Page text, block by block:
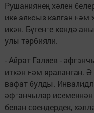
Рушаниянең хәлен
ике аяксыз калган һәм
икән. Бүгенге көндә
улы тәрбияли.
- Айрат Галиев -
иткән һәм яраланган.
вафат булды.
әфганчылар
белән сөендердек,